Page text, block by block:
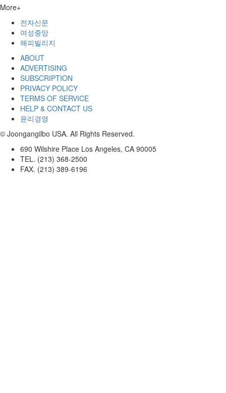
More+
전자신문
여성중앙
해피빌리지
ABOUT
ADVERTISING
SUBSCRIPTION
PRIVACY POLICY
TERMS OF SERVICE
HELP & CONTACT US
윤리경영
© Joongangilbo USA. All Rights Reserved.
690 Wilshire Place Los Angeles, CA 90005
TEL. (213) 368-2500
FAX. (213) 389-6196